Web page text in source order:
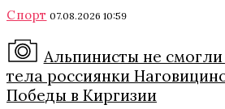
Спорт 07.08.2026 10:59
Альпинисты не
тела россиянки
Победы в Киргизии